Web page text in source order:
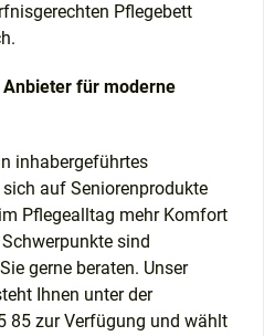
Pflegebett
für moderne
inhabergeführtes
auf Seniorenprodukte
Pflegealltag mehr Komfort
sind
gerne beraten. Unser
Ihnen unter der
85 zur Verfügung und wählt